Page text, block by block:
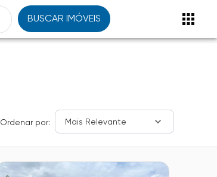
BUSCAR IMÓVEIS
Ordenar por: Mais Relevante